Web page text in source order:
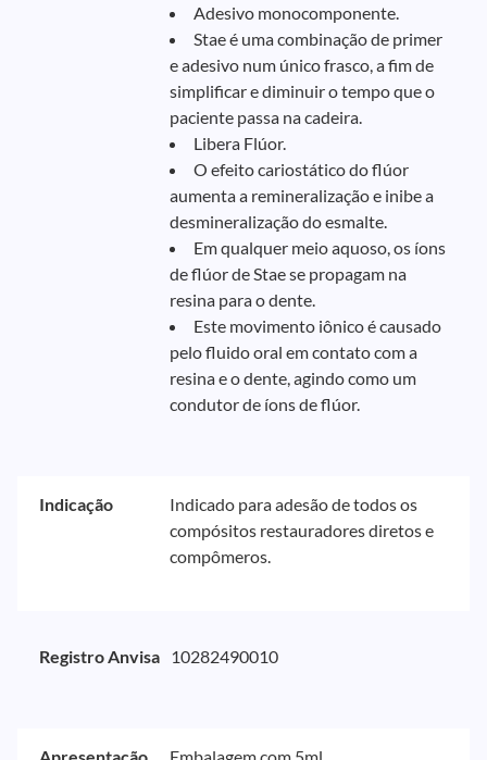
Adesivo monocomponente.
Stae é uma combinação de primer
e adesivo num único frasco, a fim de
simplificar e diminuir o tempo que o
paciente passa na cadeira.
Libera Flúor.
O efeito cariostático do flúor
aumenta a remineralização e inibe a
desmineralização do esmalte.
Em qualquer meio aquoso, os íons
de flúor de Stae se propagam na
resina para o dente.
Este movimento iônico é causado
pelo fluido oral em contato com a
resina e o dente, agindo como um
condutor de íons de flúor.
Indicação
Indicado para adesão de todos os
compósitos restauradores diretos e
compômeros.
Registro Anvisa 10282490010